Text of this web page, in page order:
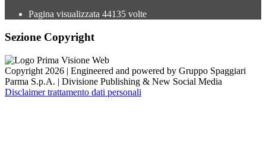
Pagina visualizzata 44135 volte
Sezione Copyright
Copyright 2026 | Engineered and powered by Gruppo Spaggiari
Parma S.p.A. | Divisione Publishing & New Social Media
Disclaimer trattamento dati personali